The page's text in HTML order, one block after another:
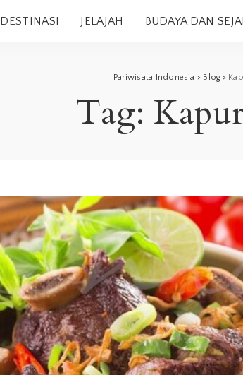
DESTINASI JELAJAH BUDAYA DAN
Pariwisata Indonesia > Blog >
Tag: